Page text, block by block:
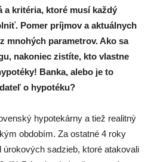
a kritéria, ktoré musí každý
Pomer príjmov a aktuálnych
mnohých parametrov. Ako sa
nakoniec zistíte, kto vlastne
Banka, alebo je to
o hypotéku?
hypotekárny a tiež realitný
obdobím. Za ostatné 4 roky
sadzieb, ktoré atakovali